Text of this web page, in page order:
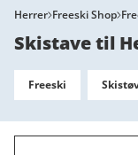
Herrer Freeski Shop
Skistave til
Freeski